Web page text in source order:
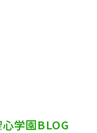
学園BLOG